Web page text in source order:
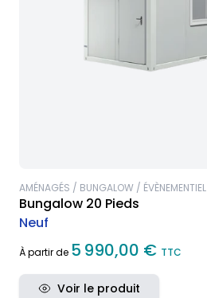
AMÉNAGÉS / BUNGALOW / ÉVÈNEMENTIEL
Bungalow 20 Pieds
Neuf
À partir de 5 990,00 € TTC
Voir le produit